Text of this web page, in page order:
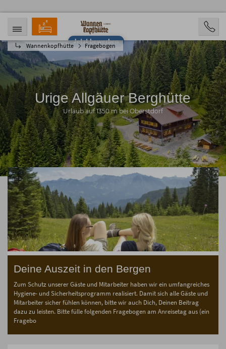
Jetzt bewerben
Wannenkopfhütte Fragebogen
ANREISE
22.08.2026
ABREISE
24.08.2026
PERSONEN
2 Personen
BUCHENUrige Allgäuer Berghütte
Urlaub auf 1350 m bei Oberstdorf
Deine Auszeit in den Bergen
Zum Schutz unserer Gäste und Mitarbeiter haben wir ein umfangreiches
Hygiene- und Sicherheitsprogramm realisiert. Damit sich alle Gäste und
Mitarbeiter sicher fühlen können, bitte wir auch Dich, Deinen Beitrag
dazu zu leisten. Bitte fülle folgenden Fragebogen am Anreisetag aus (ein
Fragebo